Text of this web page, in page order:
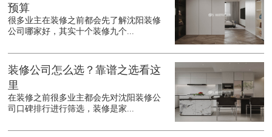
预算
很多业主在装修之前都会先了解沈阳装修
公司哪家好，其实十个装修九个...
装修公司怎么选？靠谱之选看这
里
在装修之前很多业主都会先对沈阳装修公
司口碑排行进行筛选，装修是家...